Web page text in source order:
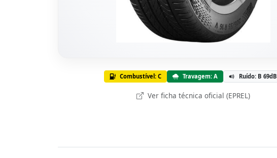
Combustível: C Travagem: A Ruído: B 69dB
Ver ficha técnica oficial (EPREL)